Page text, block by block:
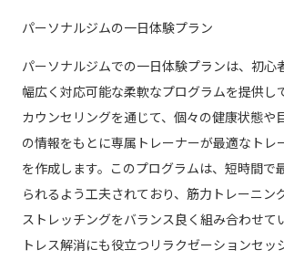
パーソナルジムの一日体験プラン
パーソナルジムでの一日体験プランは、初心
幅広く対応可能な柔軟なプログラムを提供し
カウンセリングを通じて、個々の健康状態や
の情報をもとに専属トレーナーが最適なトレ
を作成します。このプログラムは、短時間で
られるよう工夫されており、筋力トレーニン
ストレッチングをバランス良く組み合わせて
トレス解消にも役立つリラクゼーションセッ